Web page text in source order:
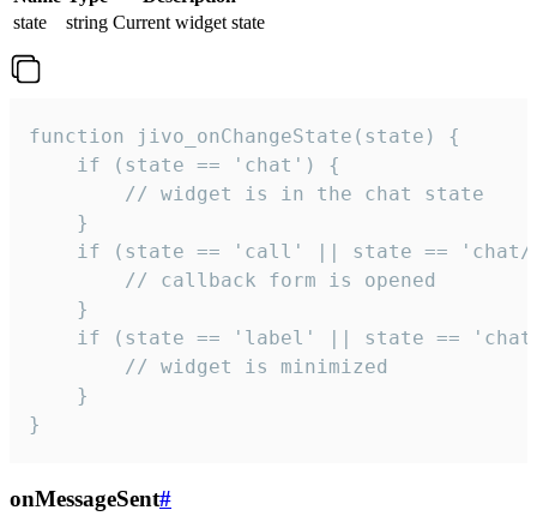
state
string Current widget state
function jivo_onChangeState(state) {
    if (state == 'chat') {
        // widget is in the chat state
    }
if (state == 'call' || state ==
        // callback form is opened
    }
if (state == 'label' || state ==
        // widget is minimized
    }
}
onMessageSent#